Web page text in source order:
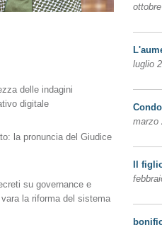
luglio
marzo
Il
delle indagini
digitale
la pronuncia del Giudice
su governance e
la riforma del sistema